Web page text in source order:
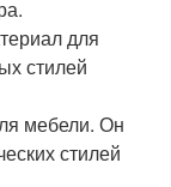
для
стилей
мебели. Он
стилей